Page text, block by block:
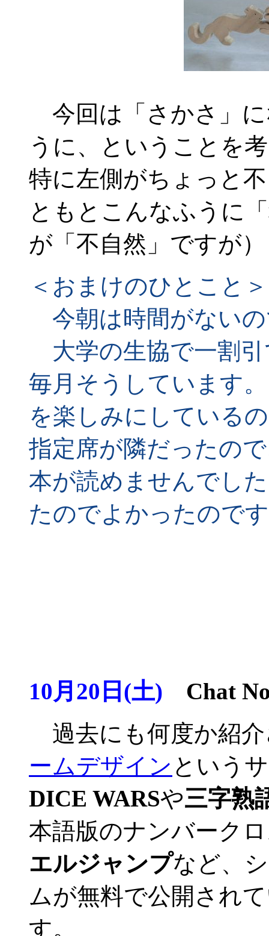
今回は「さかさ」
うに、ということを
特に左側がちょっと
ともとこんなふうに
が「不自然」ですが）
＜おまけのひとこと＞
今朝は時間がない
大学の生協で一割
毎月そうしています
を楽しみにしている
指定席が隣だったの
本が読めませんでし
たのでよかったので
10月20日(土) Chat
過去にも何度か紹
ームデザイン という
DICE WARSや三字熟
本語版のナンバーク
エルジャンプなど、
ムが無料で公開され
す。